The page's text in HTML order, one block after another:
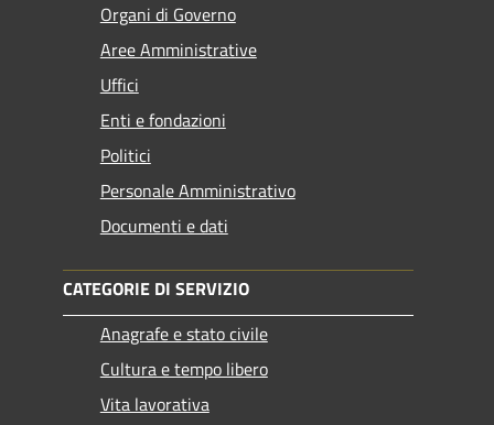
Organi di Governo
Aree Amministrative
Uffici
Enti e fondazioni
Politici
Personale Amministrativo
Documenti e dati
CATEGORIE DI SERVIZIO
Anagrafe e stato civile
Cultura e tempo libero
Vita lavorativa